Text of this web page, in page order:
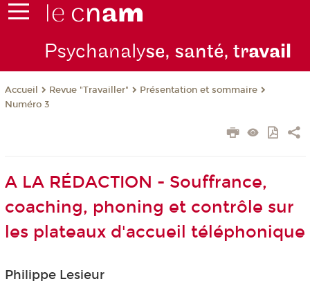
Psychanalyse, santé, travail
Accueil Revue "Travailler"
Présentation et sommaire
Numéro 3
A LA RÉDACTION - Souffrance,
coaching, phoning et contrôle sur
les plateaux d'accueil téléphonique
Philippe Lesieur